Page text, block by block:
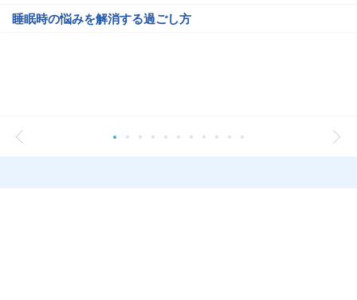
睡眠時の悩みを解消する過ごし方